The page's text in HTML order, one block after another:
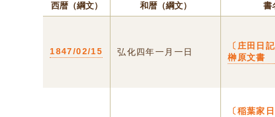
西暦（綱文） 和暦（綱文） 書
1847/02/15 弘化四年一月一日
〔庄田日
榊原文書
〔稲葉家